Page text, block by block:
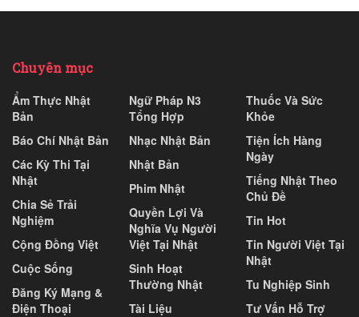
Chuyên mục
Ẩm Thực Nhật
Bản
Báo Chí Nhật Bản
Các Kỳ Thi Tại
Nhật
Chia Sẻ Trải
Nghiệm
Cộng Đồng Việt
Cuộc Sống
Đăng Ký Mạng &
Điện Thoại
Ngữ Pháp N3
Tổng Hợp
Nhạc Nhật Bản
Nhật Bản
Phim Nhật
Quyền Lợi Và
Nghĩa Vụ Người
Việt Tại Nhật
Sinh Hoạt
Thường Nhật
Tài Liệu
Thuốc Và Sức
Khỏe
Tiện Ích Hàng
Ngày
Tiếng Nhật Theo
Chủ Đề
Tin Hot
Tin Người Việt Tại
Nhật
Tu Nghiệp Sinh
Tư Vấn Hỗ Trợ